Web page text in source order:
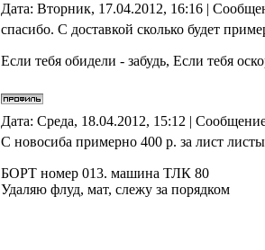
Дата: Вторник, 17.04.2012, 16:16 |
спасибо. С доставкой сколько будет
Если тебя обидели - забудь, Если тебя
Дата: Среда, 18.04.2012, 15:12 |
С новосиба примерно 400 р. за лист
БОРТ номер 013. машина ТЛК 80
Удаляю флуд, мат, слежу за порядком